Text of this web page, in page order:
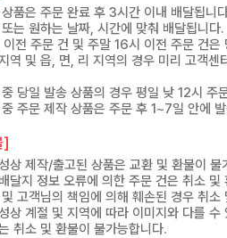
품은 주문 완료 후 3시간 이내 배달됩니
는 원하는 날짜, 시간에 맞춰 배달됩니다.
전 주문 건 및 주말 16시 이전 주문 건은
역 및 읍, 면, 리 지역의 경우 미리 고객센
당일 발송 상품의 경우 평일 낮 12시 주
주문 제작 상품은 주문 후 1~7일 안에
]
상 제작/출고된 상품은 교환 및 환불이 불
달지 정보 오류에 의한 주문 건은 취소 및
고객님의 책임에 의해 훼손된 경우 취소
상 계절 및 지역에 따라 이미지와 다를 수
취소 및 환불이 불가능합니다.